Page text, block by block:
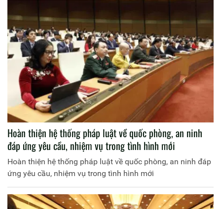
Hoàn thiện hệ thống pháp luật về quốc phòng, an ninh
đáp ứng yêu cầu, nhiệm vụ trong tình hình mới
Hoàn thiện hệ thống pháp luật về quốc phòng, an ninh đáp
ứng yêu cầu, nhiệm vụ trong tình hình mới